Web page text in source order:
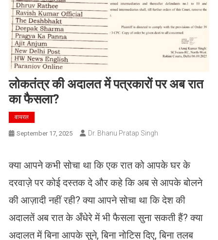
लोकतंत्र की अदालत में पत्रकारों पर अब रात
का फैसला?
वायरल
September 17, 2025 Dr. Bhanu Pratap Singh
क्या आपने कभी सोचा था कि एक रात को आपके घर के
दरवाज़े पर कोई दस्तक दे और कहे कि अब से आपके बोलने
की आज़ादी नहीं रही? क्या आपने सोचा था कि देश की
अदालतें अब रात के अँधेरे में भी फैसला सुना सकती हैं? क्या
अदालत में बिना आपके सुने, बिना नोटिस दिए, बिना तलब